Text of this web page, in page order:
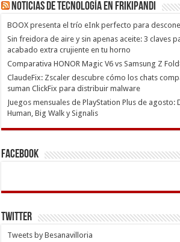
Noticias de Tecnología en Frikipandi
BOOX presenta el trío eInk perfecto para
Sin freidora de aire y sin apenas aceite: 3 claves
acabado extra crujiente en tu horno
Comparativa HONOR Magic V6 vs Samsung Z
ClaudeFix: Zscaler descubre cómo los chats
suman ClickFix para distribuir malware
Juegos mensuales de PlayStation Plus de agosto:
Human, Big Walk y Signalis
Facebook
Twitter
Tweets by Besanavilloria